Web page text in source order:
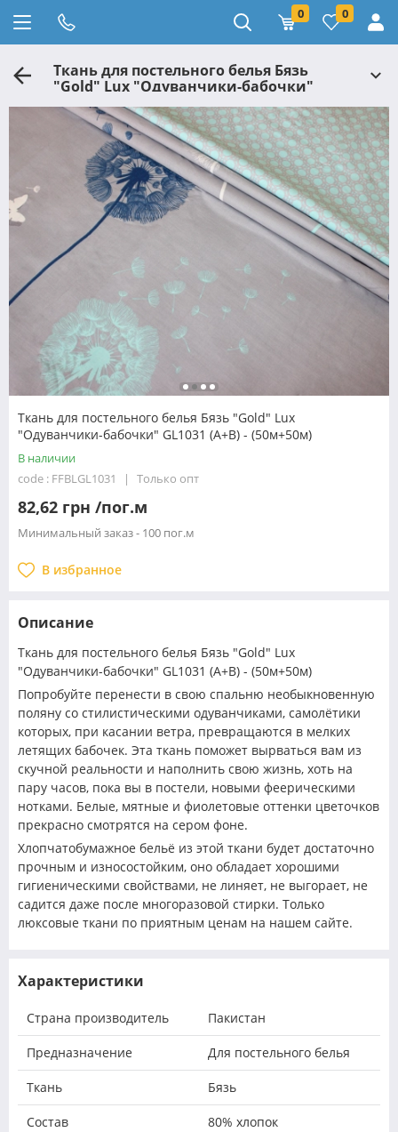
0 0
Ткань для постельного белья Бязь
"Gold" Lux "Одуванчики-бабочки"
GL1031 (A+B) - (50м+50м)
Ткань для постельного белья Бязь "Gold" Lux
"Одуванчики-бабочки" GL1031 (A+B) - (50м+50м)
В наличии
code : FFBLGL1031
Только опт
82,62 грн /пог.м
Минимальный заказ - 100 пог.м
В избранное
Описание
Ткань для постельного белья Бязь "Gold" Lux
"Одуванчики-бабочки" GL1031 (A+B) - (50м+50м)
Попробуйте перенести в свою спальню необыкновенную
поляну со стилистическими одуванчиками, самолётики
которых, при касании ветра, превращаются в мелких
летящих бабочек. Эта ткань поможет вырваться вам из
скучной реальности и наполнить свою жизнь, хоть на
пару часов, пока вы в постели, новыми феерическими
нотками. Белые, мятные и фиолетовые оттенки цветочков
прекрасно смотрятся на сером фоне.
Хлопчатобумажное бельё из этой ткани будет достаточно
прочным и износостойким, оно обладает хорошими
гигиеническими свойствами, не линяет, не выгорает, не
садится даже после многоразовой стирки. Только
люксовые ткани по приятным ценам на нашем сайте.
Характеристики
Страна производитель Пакистан
Предназначение Для постельного белья
Ткань Бязь
Состав 80% хлопок